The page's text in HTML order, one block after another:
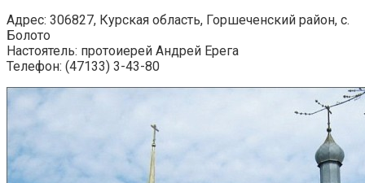
Адрес: 306827, Курская область, Горшеченский район, с.
Болото
Настоятель: протоиерей Андрей Ерега
Телефон: (47133) 3-43-80